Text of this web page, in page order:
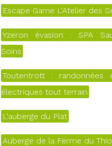
Escape Game L'Atelier des
Yzeron évasion : SPA
Soins
Toutentrott : randonnées
électriques tout terrain
L'auberge du Plat
Auberge de la Ferme du